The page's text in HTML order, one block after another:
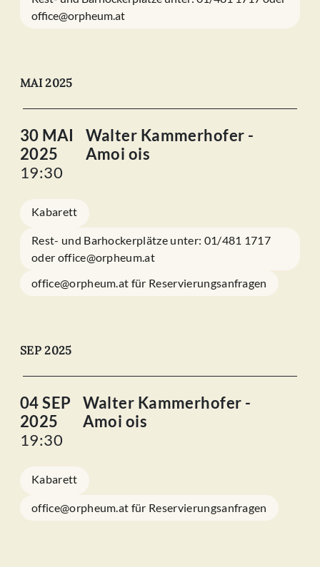
office@orpheum.at
MAI 2025
30 MAI
2025
19:30
Walter Kammerhofer -
Amoi ois
Kabarett
Rest- und Barhockerplätze unter: 01/481 1717
oder office@orpheum.at
office@orpheum.at für Reservierungsanfragen
SEP 2025
04 SEP
2025
19:30
Walter Kammerhofer -
Amoi ois
Kabarett
office@orpheum.at für Reservierungsanfragen